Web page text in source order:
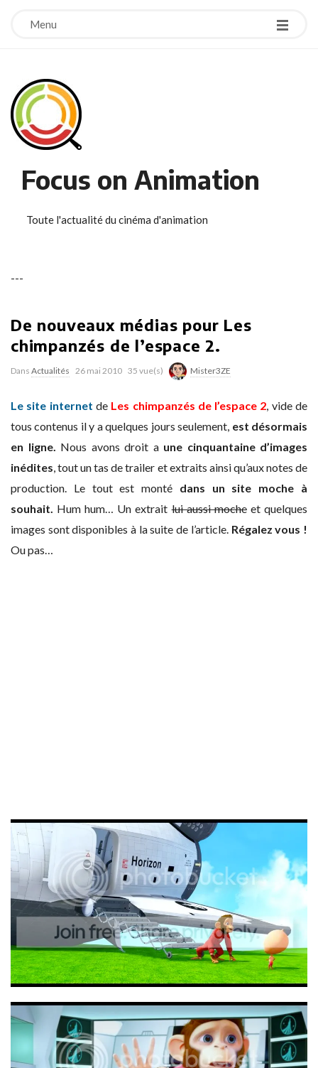
Menu
Focus on Animation
Toute l'actualité du cinéma d'animation
---
De nouveaux médias pour Les
chimpanzés de l’espace 2.
Dans Actualités 26 mai 2010 35 vue(s) Mister3ZE
Le site internet de Les chimpanzés de l’espace 2, vide de
tous contenus il y a quelques jours seulement, est désormais
en ligne. Nous avons droit a une cinquantaine d’images
inédites, tout un tas de trailer et extraits ainsi qu’aux notes de
production. Le tout est monté dans un site moche à
souhait. Hum hum… Un extraitlui aussi mocheet quelques
images sont disponibles à la suite de l’article. Régalez vous !
Ou pas…